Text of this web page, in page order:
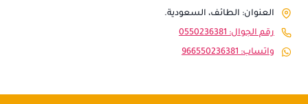
العنوان: الطائف، السعودية.
رقم الجوال: 0550236381
واتساب: 966550236381